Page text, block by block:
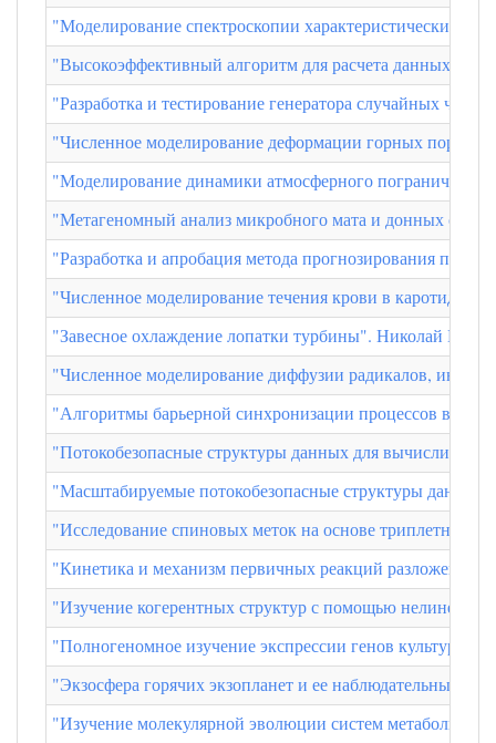
"Моделирование спектроскопии характеристических
"Высокоэффективный алгоритм для расчета данных
"Разработка и тестирование генератора случайных
"Численное моделирование деформации горных
"Моделирование динамики атмосферного
"Метагеномный анализ микробного мата и донных
"Разработка и апробация метода прогнозирования
"Численное моделирование течения крови в
"Завесное охлаждение лопатки турбины". Николай
"Численное моделирование диффузии радикалов,
"Алгоритмы барьерной синхронизации процессов в
"Потокобезопасные структуры данных для
"Масштабируемые потокобезопасные структуры
"Исследование спиновых меток на основе триплетного
"Кинетика и механизм первичных реакций разложения
"Изучение когерентных структур с помощью
"Полногеномное изучение экспрессии генов
"Экзосфера горячих экзопланет и ее наблюдательные
"Изучение молекулярной эволюции систем